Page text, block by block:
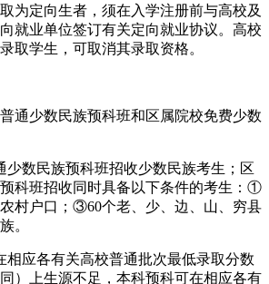
为定向生者，须在入学注册前与高校及
就业单位签订有关定向就业协议。高校
取学生，可取消其录取资格。
通少数民族预科班和区属院校免费少数
少数民族预科班招收少数民族考生；区
科班招收同时具备以下条件的考生：①
村户口；③60个老、少、边、山、穷县
。
相应各有关高校普通批次最低录取分数
）上生源不足，本科预科可在相应各有